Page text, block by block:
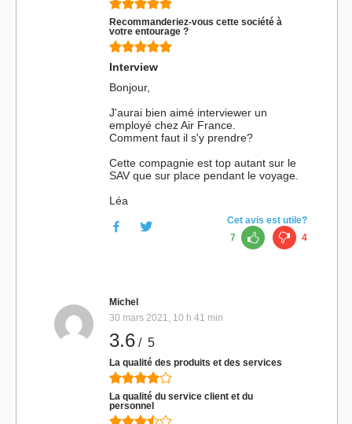
Recommanderiez-vous cette société à
votre entourage ?
Interview
Bonjour,
J'aurai bien aimé interviewer un
employé chez Air France.
Comment faut il s'y prendre?
Cette compagnie est top autant sur le
SAV que sur place pendant le voyage.
Léa
Cet avis est utile?
7
4
Michel
30 mars 2021, 10 h 41 min
3.6 / 5
La qualité des produits et des services
La qualité du service client et du
personnel